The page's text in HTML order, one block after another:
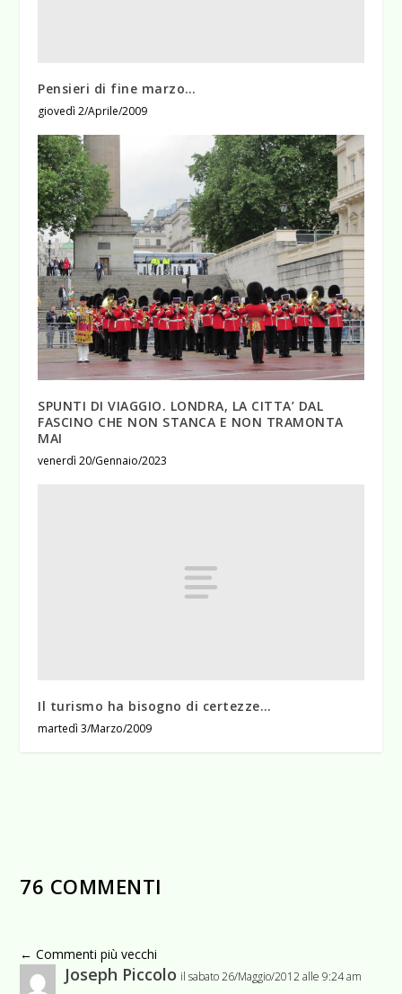
Pensieri di fine marzo…
giovedì 2/Aprile/2009
SPUNTI DI VIAGGIO. LONDRA, LA CITTA’ DAL
FASCINO CHE NON STANCA E NON TRAMONTA
MAI
venerdì 20/Gennaio/2023
Il turismo ha bisogno di certezze…
martedì 3/Marzo/2009
76 COMMENTI
← Commenti più vecchi
Joseph Piccolo il sabato 26/Maggio/2012 alle 9:24 am